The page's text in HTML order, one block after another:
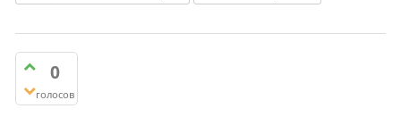
0
голосов